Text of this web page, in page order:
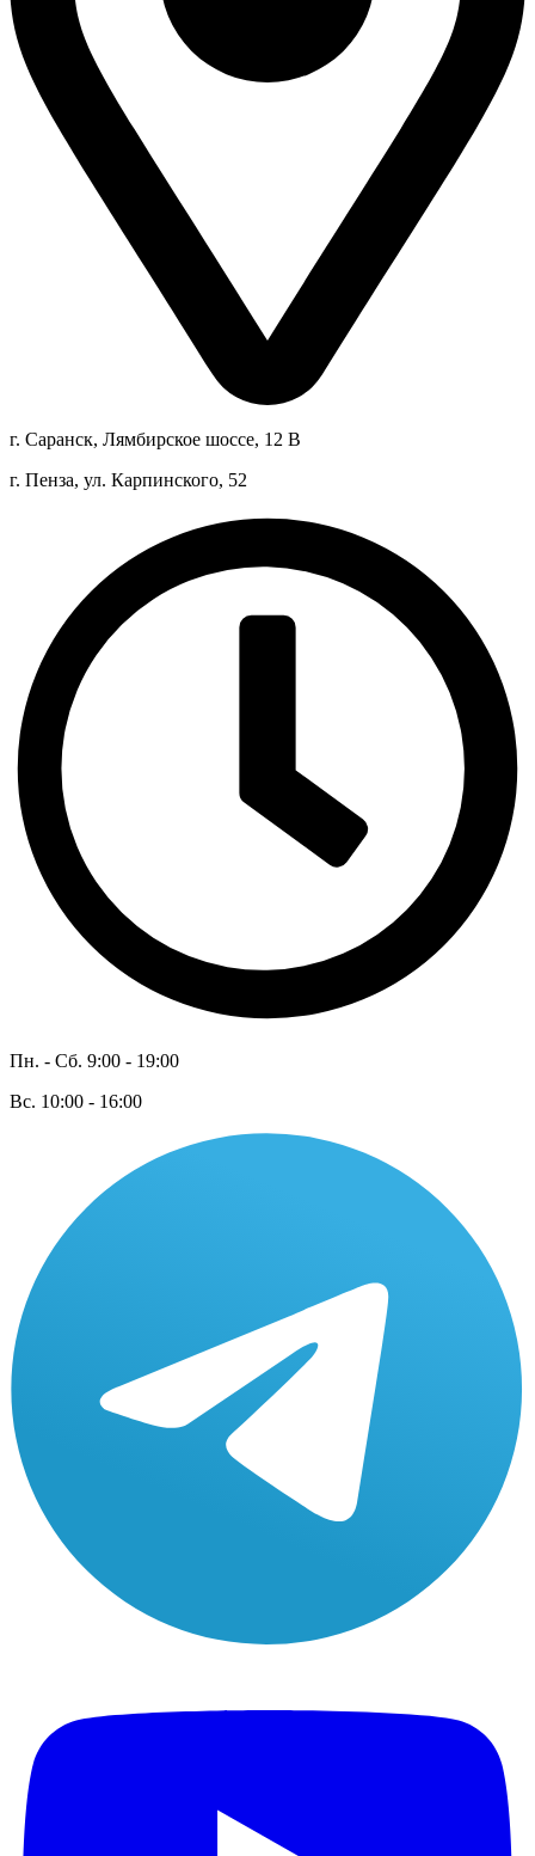
г. Саранск, Лямбирское шоссе, 12 В
г. Пенза, ул. Карпинского, 52
Пн. - Сб. 9:00 - 19:00
Вс. 10:00 - 16:00